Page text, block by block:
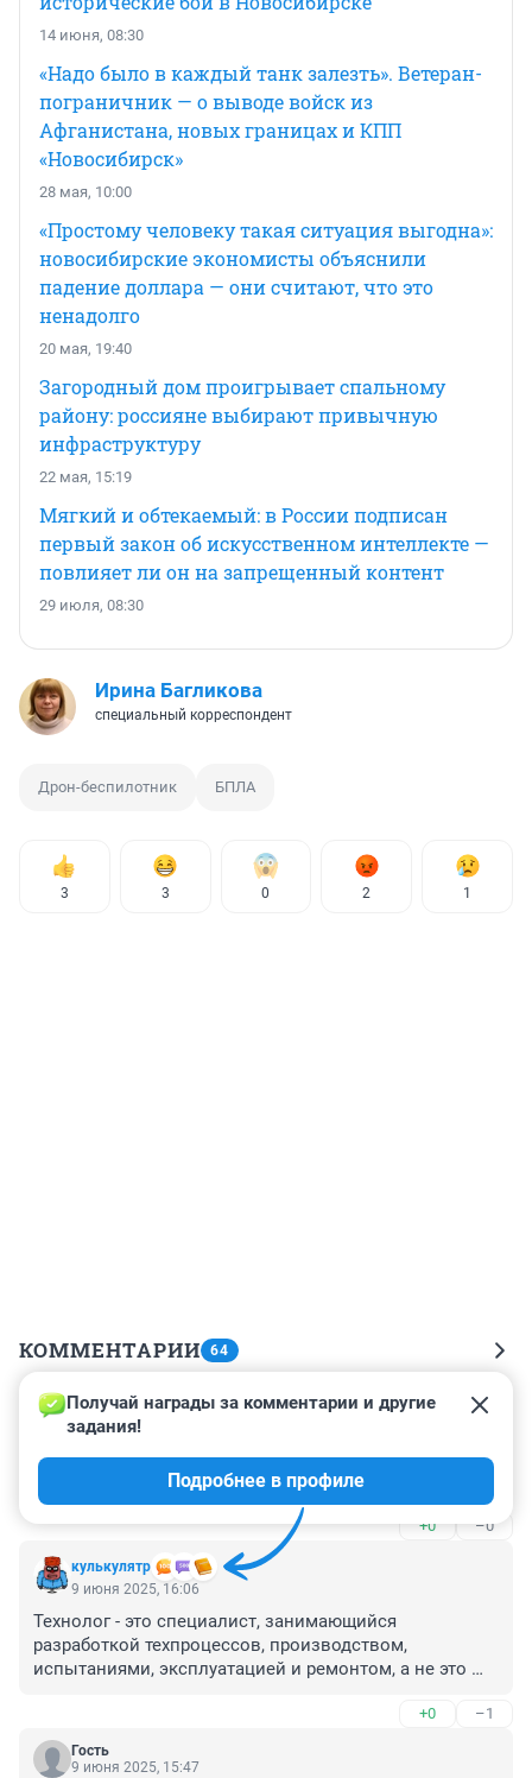
14 июня, 08:30
«Надо было в каждый танк залезть». Ветеран-
пограничник — о выводе войск из
Афганистана, новых границах и КПП
«Новосибирск»
28 мая, 10:00
«Простому человеку такая ситуация выгодна»:
новосибирские экономисты объяснили
падение доллара — они считают, что это
ненадолго
20 мая, 19:40
Загородный дом проигрывает спальному
району: россияне выбирают привычную
инфраструктуру
22 мая, 15:19
Мягкий и обтекаемый: в России подписан
первый закон об искусственном интеллекте —
повлияет ли он на запрещенный контент
29 июля, 08:30
Ирина Багликова
специальный корреспондент
Дрон-беспилотник БПЛА
3 3 0 2 1
КОММЕНТАРИИ 64
Гость
9 июня 2025, 22:01
конеечно) оружие должно быть дешёвым) иначе враг
его купить не сможет
+0 –0
кулькулятр
Получай награды за комментарии и другие
задания!
Подробнее в профиле
9 июня 2025, 16:06
Технолог - это специалист, занимающийся
разработкой техпроцессов, производством,
испытаниями, эксплуатацией и ремонтом, а не это
+0 –1
Гость
9 июня 2025, 15:47